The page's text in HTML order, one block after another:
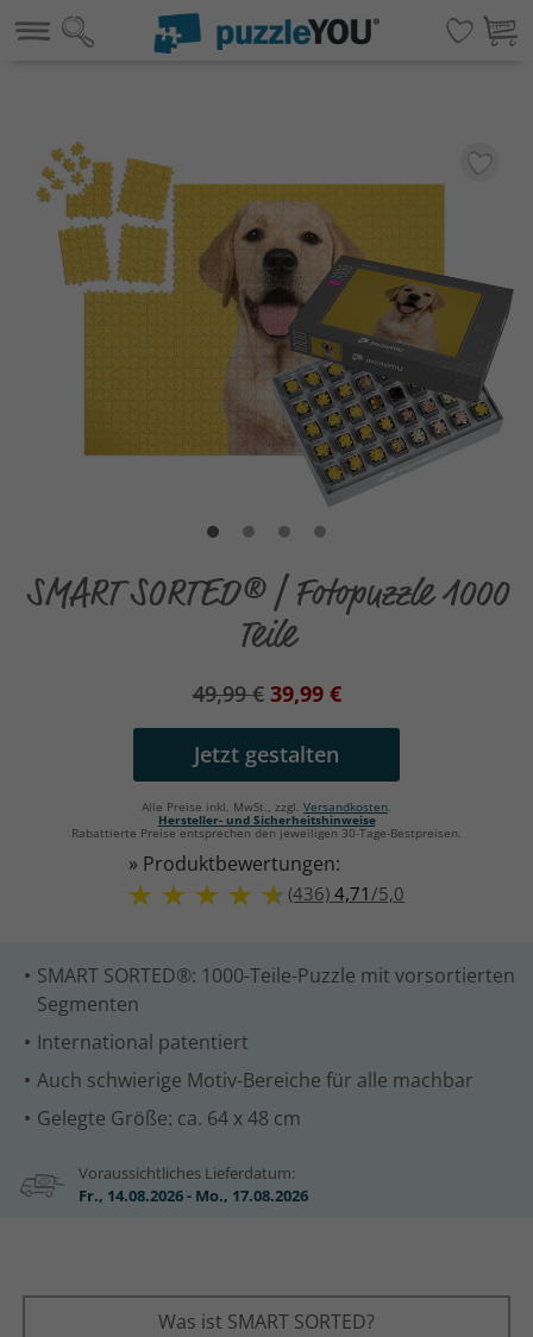
SMART SORTED® | Fotopuzzle 1000
Teile
» Produktbewertungen:
(436) 4,71/5,0
SMART SORTED®: 1000-Teile-Puzzle mit vorsortierten
Segmenten
International patentiert
Auch schwierige Motiv-Bereiche für alle machbar
Gelegte Größe: ca. 64 x 48 cm
Voraussichtliches Lieferdatum:
Fr., 14.08.2026 - Mo., 17.08.2026
49,99 € 39,99 €
Jetzt gestalten
Alle Preise inkl. MwSt., zzgl. Versandkosten.
Hersteller- und Sicherheitshinweise
Rabattierte Preise entsprechen den jeweiligen 30-Tage-Bestpreisen.
Was ist SMART SORTED?